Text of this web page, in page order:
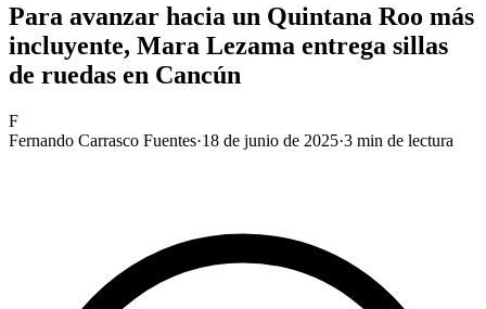
Para avanzar hacia un Quintana Roo más
incluyente, Mara Lezama entrega sillas
de ruedas en Cancún
F
Fernando Carrasco Fuentes·18 de junio de 2025·3 min de lectura